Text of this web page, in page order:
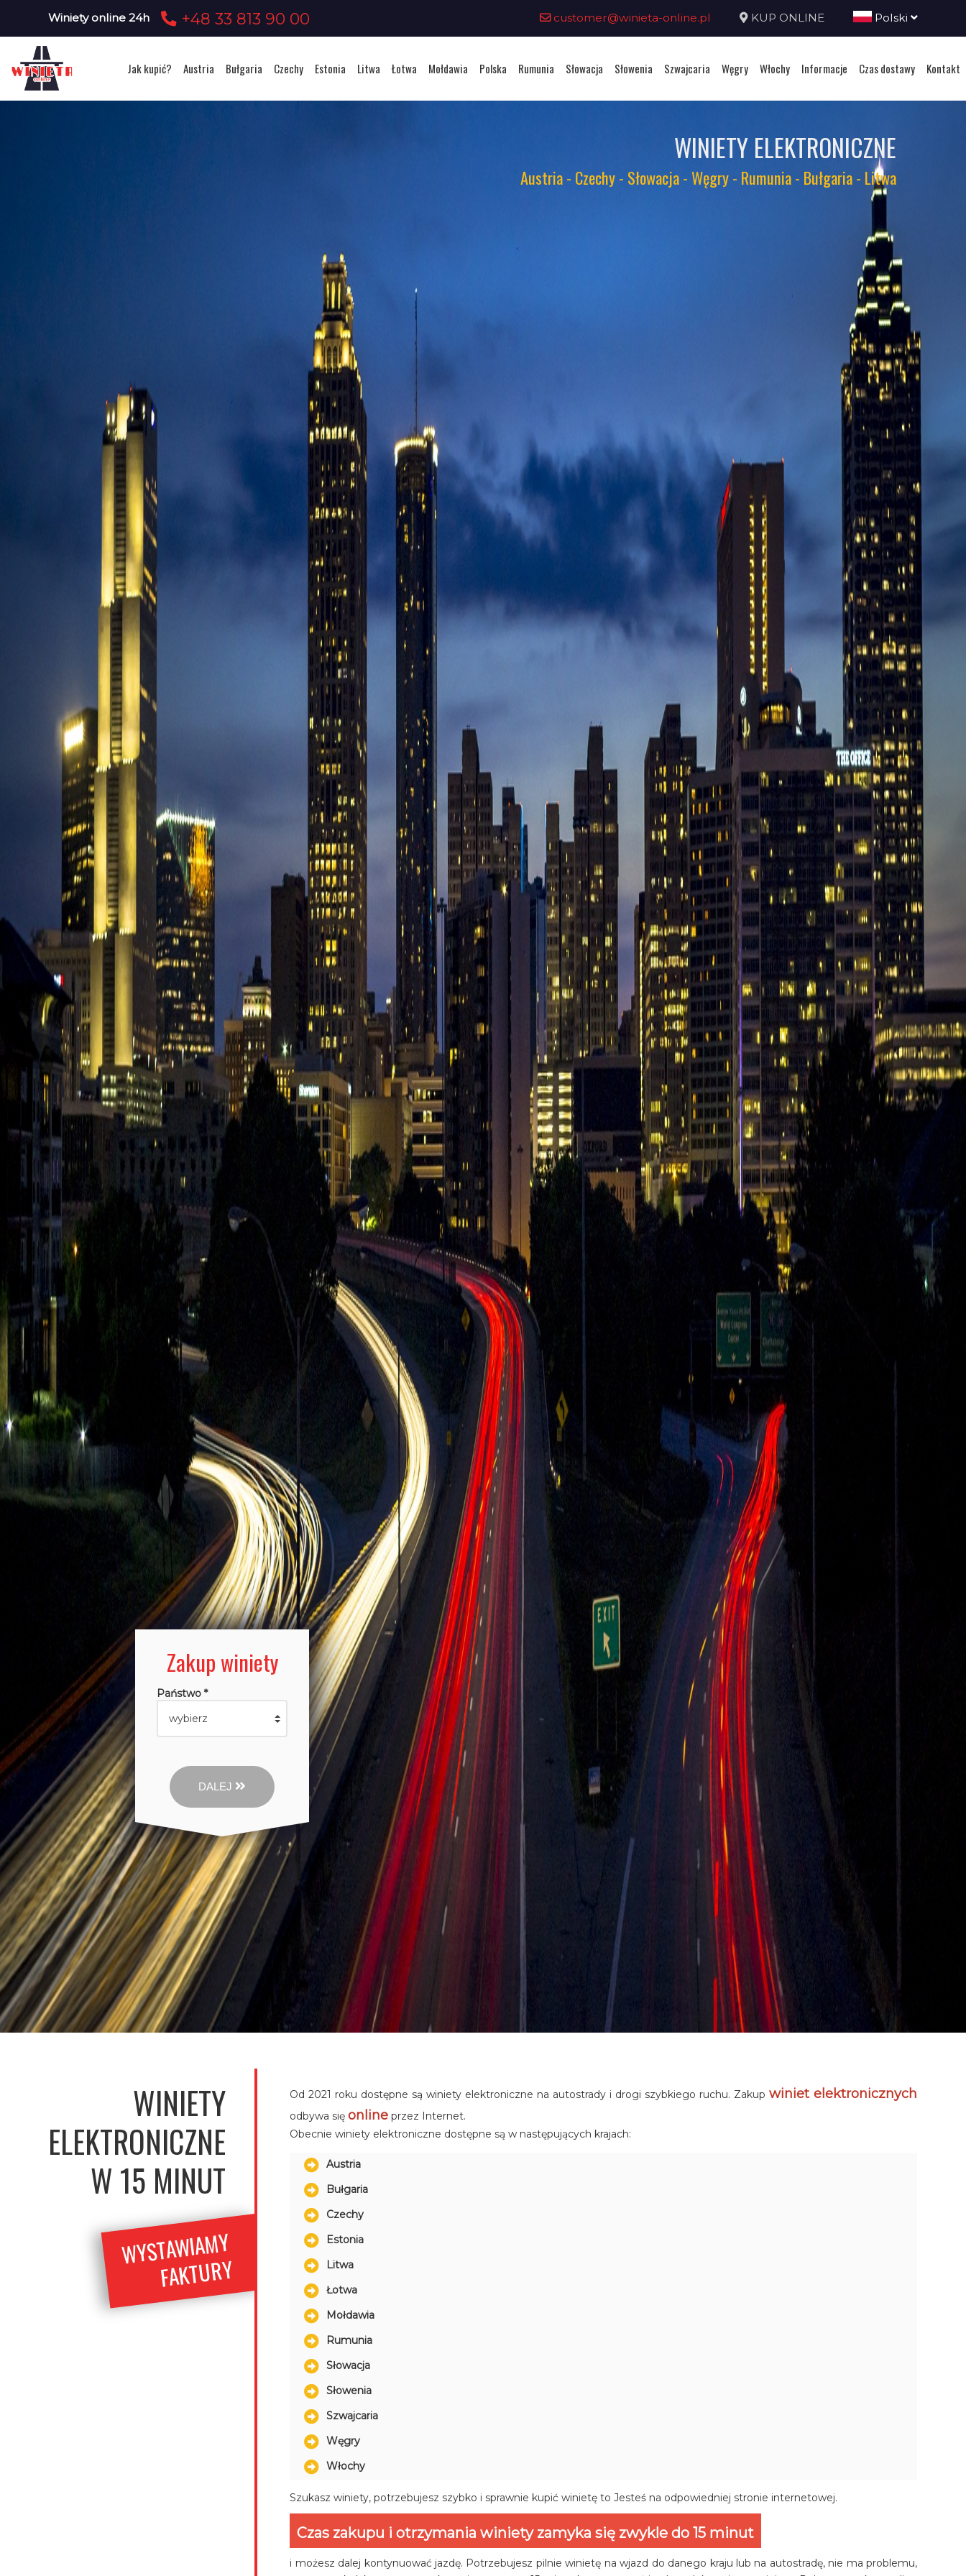
Winiety online 24h +48 33 813 90 00 customer@winieta-online.pl KUP ONLINE Polski
Jak kupić? Austria Bułgaria Czechy Estonia Litwa Łotwa Mołdawia Polska Rumunia Słowacja Słowenia Szwajcaria Węgry Włochy Informacje Czas dostawy Kontakt
WINIETY ELEKTRONICZNE
Austria - Czechy - Słowacja - Węgry - Rumunia - Bułgaria - Litwa
Zakup winiety
Państwo *
DALEJ
WINIETY
ELEKTRONICZNE
W 15 MINUT
WYSTA
WIA
MY
FAKT
URY
Od 2021 roku dostępne są winiety elektroniczne na autostrady i drogi szybkiego ruchu. Zakupwiniet elektronicznych
odbywa sięonline przez Internet.
Obecnie winiety elektroniczne dostępne są w następujących krajach:
Austria
Bułgaria
Czechy
Estonia
Litwa
Łotwa
Mołdawia
Rumunia
Słowacja
Słowenia
Szwajcaria
Węgry
Włochy
Szukasz winiety, potrzebujesz szybko i sprawnie kupić winietę to Jesteś na odpowiedniej stronie internetowej.
Czas zakupu i otrzymania winiety zamyka się zwykle do 15 minut
i możesz dalej kontynuować jazdę. Potrzebujesz pilnie winietę na wjazd do danego kraju lub na autostradę, nie ma problemu,